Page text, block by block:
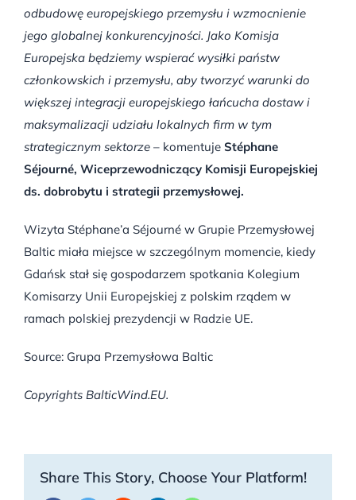
odbudowę europejskiego przemysłu i wzmocnienie
jego globalnej konkurencyjności. Jako Komisja
Europejska będziemy wspierać wysiłki państw
członkowskich i przemysłu, aby tworzyć warunki do
większej integracji europejskiego łańcucha dostaw i
maksymalizacji udziału lokalnych firm w tym
strategicznym sektorze – komentuje Stéphane
Séjourné, Wiceprzewodniczący Komisji Europejskiej
ds. dobrobytu i strategii przemysłowej.
Wizyta Stéphane’a Séjourné w Grupie Przemysłowej
Baltic miała miejsce w szczególnym momencie, kiedy
Gdańsk stał się gospodarzem spotkania Kolegium
Komisarzy Unii Europejskiej z polskim rządem w
ramach polskiej prezydencji w Radzie UE.
Source: Grupa Przemysłowa Baltic
Copyrights BalticWind.EU.
Share This Story, Choose Your Platform!